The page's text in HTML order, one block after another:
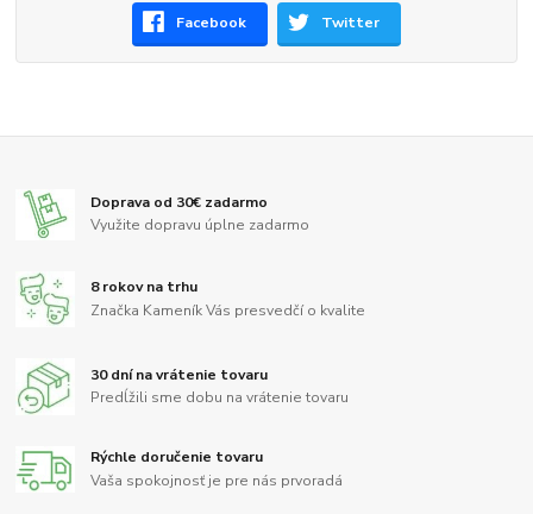
Facebook Twitter
Doprava od 30€ zadarmo
Využite dopravu úplne zadarmo
8 rokov na trhu
Značka Kameník Vás presvedčí o kvalite
30 dní na vrátenie tovaru
Predĺžili sme dobu na vrátenie tovaru
Rýchle doručenie tovaru
Vaša spokojnosť je pre nás prvoradá